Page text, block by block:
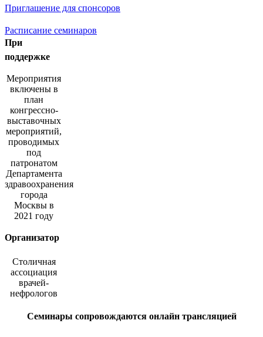
Приглашение для спонсоров
Расписание семинаров
При
поддержке
Мероприятия
включены в
план
конгрессно-
выставочных
мероприятий,
проводимых
под
патронатом
Департамента
здравоохранения
города
Москвы в
2021 году
Организатор
Столичная
ассоциация
врачей-
нефрологов
Семинары сопровождаются онлайн трансляцией